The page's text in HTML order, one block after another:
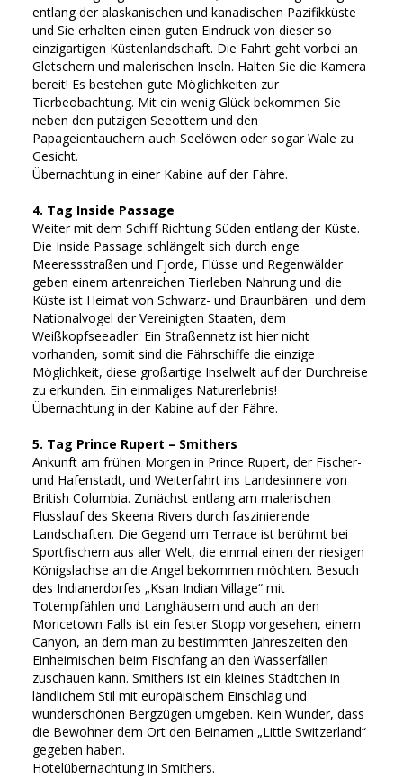
entlang der alaskanischen und kanadischen Pazifikküste
und Sie erhalten einen guten Eindruck von dieser so
einzigartigen Küstenlandschaft. Die Fahrt geht vorbei an
Gletschern und malerischen Inseln. Halten Sie die Kamera
bereit! Es bestehen gute Möglichkeiten zur
Tierbeobachtung. Mit ein wenig Glück bekommen Sie
neben den putzigen Seeottern und den
Papageientauchern auch Seelöwen oder sogar Wale zu
Gesicht.
Übernachtung in einer Kabine auf der Fähre.
4. Tag Inside Passage
Weiter mit dem Schiff Richtung Süden entlang der Küste.
Die Inside Passage schlängelt sich durch enge
Meeressstraßen und Fjorde, Flüsse und Regenwälder
geben einem artenreichen Tierleben Nahrung und die
Küste ist Heimat von Schwarz- und Braunbären und dem
Nationalvogel der Vereinigten Staaten, dem
Weißkopfseeadler. Ein Straßennetz ist hier nicht
vorhanden, somit sind die Fährschiffe die einzige
Möglichkeit, diese großartige Inselwelt auf der Durchreise
zu erkunden. Ein einmaliges Naturerlebnis!
Übernachtung in der Kabine auf der Fähre.
5. Tag Prince Rupert – Smithers
Ankunft am frühen Morgen in Prince Rupert, der Fischer-
und Hafenstadt, und Weiterfahrt ins Landesinnere von
British Columbia. Zunächst entlang am malerischen
Flusslauf des Skeena Rivers durch faszinierende
Landschaften. Die Gegend um Terrace ist berühmt bei
Sportfischern aus aller Welt, die einmal einen der riesigen
Königslachse an die Angel bekommen möchten. Besuch
des Indianerdorfes „Ksan Indian Village“ mit
Totempfählen und Langhäusern und auch an den
Moricetown Falls ist ein fester Stopp vorgesehen, einem
Canyon, an dem man zu bestimmten Jahreszeiten den
Einheimischen beim Fischfang an den Wasserfällen
zuschauen kann. Smithers ist ein kleines Städtchen in
ländlichem Stil mit europäischem Einschlag und
wunderschönen Bergzügen umgeben. Kein Wunder, dass
die Bewohner dem Ort den Beinamen „Little Switzerland“
gegeben haben.
Hotelübernachtung in Smithers.